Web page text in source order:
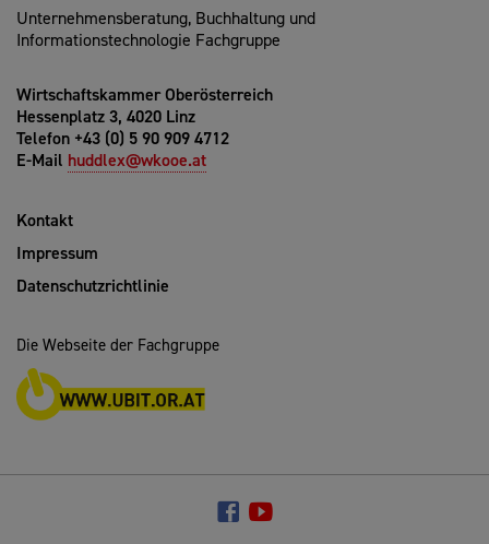
Unternehmensberatung, Buchhaltung und
Informationstechnologie Fachgruppe
Wirtschaftskammer Oberösterreich
Hessenplatz 3, 4020 Linz
Telefon +43 (0) 5 90 909 4712
E-Mail huddlex@wkooe.at
Kontakt
Impressum
Datenschutzrichtlinie
Die Webseite der Fachgruppe